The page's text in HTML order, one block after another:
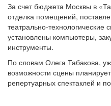
За счет бюджета Москвы в
отделка помещений,
театрально-технологические
установлены компьютеры,
инструменты.
По словам Олега Табакова,
возможности сцены
репертуарных спектаклей и